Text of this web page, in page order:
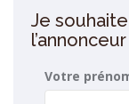
Je
l’annonceur
Votre